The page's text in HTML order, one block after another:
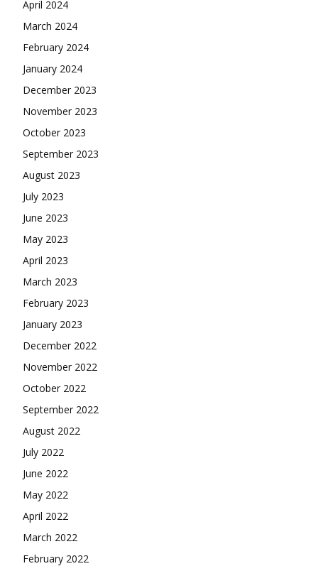
April 2024
March 2024
February 2024
January 2024
December 2023
November 2023
October 2023
September 2023
August 2023
July 2023
June 2023
May 2023
April 2023
March 2023
February 2023
January 2023
December 2022
November 2022
October 2022
September 2022
August 2022
July 2022
June 2022
May 2022
April 2022
March 2022
February 2022